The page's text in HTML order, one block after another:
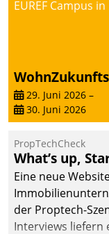
EUREF Campus
29. Juni 2026 –
30. Juni 2026
PropTechCheck
What’s up,
Eine neue
der Proptech-
Interviews liefern